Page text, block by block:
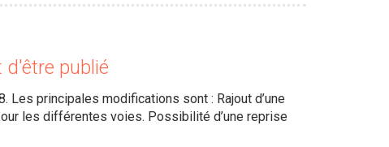
publié
Les principales modifications sont : Rajout d’une
les différentes voies. Possibilité d’une reprise